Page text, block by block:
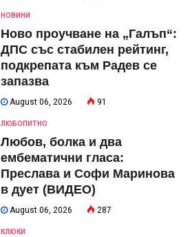
НОВИНИ
Ново проучване на „Галъп“:
ДПС със стабилен рейтинг,
подкрепата към Радев се
запазва
August 06, 2026 91
ЛЮБОПИТНО
Любов, болка и два
ембематични гласа:
Преслава и Софи Маринова
в дует (ВИДЕО)
August 06, 2026 287
КЛЮКИ